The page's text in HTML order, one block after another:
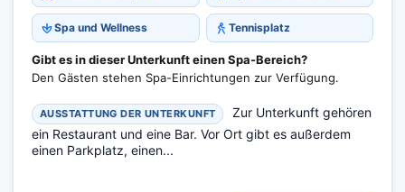
Spa und Wellness Tennisplatz
Gibt es in dieser Unterkunft einen Spa-Bereich?
Den Gästen stehen Spa-Einrichtungen zur Verfügung.
AUSSTATTUNG DER UNTERKUNFT
Zur Unterkunft gehören
ein Restaurant und eine Bar. Vor Ort gibt es außerdem
einen Parkplatz, einen...